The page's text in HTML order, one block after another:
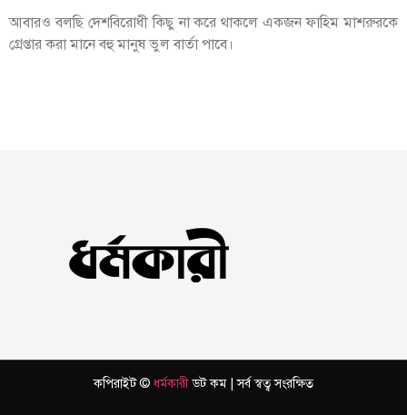
আবারও বলছি দেশবিরোধী কিছু না করে থাকলে একজন ফাহিম মাশরুরকে
গ্রেপ্তার করা মানে বহু মানুষ ভুল বার্তা পাবে।
কপিরাইট © ধর্মকারীডট কম | সর্ব স্বত্ব সংরক্ষিত